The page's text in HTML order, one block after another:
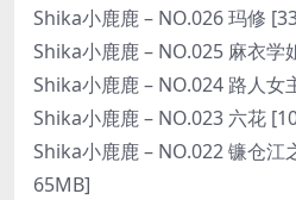
Shika小鹿鹿 – NO.026 玛修
Shika小鹿鹿 – NO.025 麻衣学
Shika小鹿鹿 – NO.024 路人女
Shika小鹿鹿 – NO.023 六花
Shika小鹿鹿 – NO.022 镰仓江
65MB]